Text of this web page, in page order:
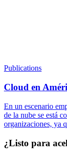
Publications
Cloud en
En un escenario
de la nube se está
organizaciones, ya
¿Listo para